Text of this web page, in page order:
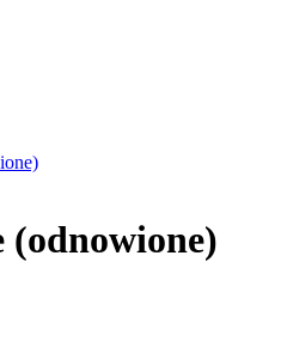
(odnowione)